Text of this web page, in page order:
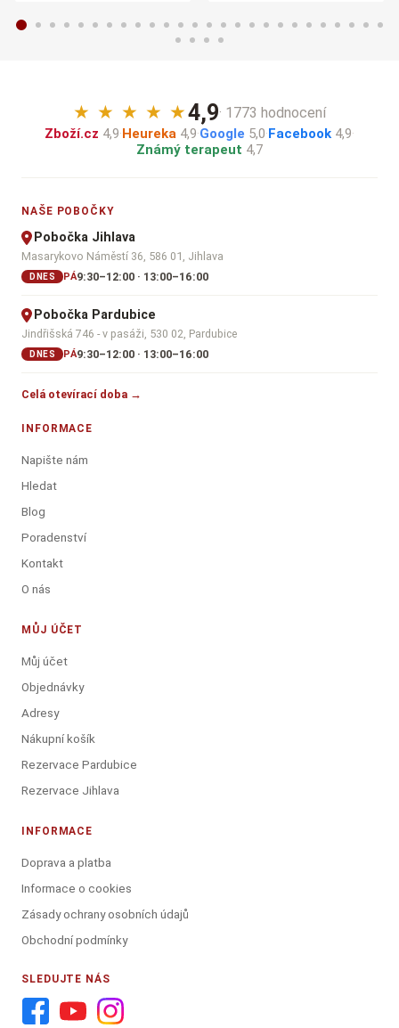
★ ★ ★ ★ ★4,9· 1773 hodnocení
Zboží.cz 4,9·Heureka 4,9·Google 5,0·Facebook 4,9·
Známý terapeut 4,7
NAŠE POBOČKY
Pobočka Jihlava
Masarykovo Náměstí 36, 586 01, Jihlava
DNES PÁ9:30–12:00 · 13:00–16:00
Pobočka Pardubice
Jindřišská 746 - v pasáži, 530 02, Pardubice
DNES PÁ9:30–12:00 · 13:00–16:00
Celá otevírací doba →
INFORMACE
Napište nám
Hledat
Blog
Poradenství
Kontakt
O nás
MŮJ ÚČET
Můj účet
Objednávky
Adresy
Nákupní košík
Rezervace Pardubice
Rezervace Jihlava
INFORMACE
Doprava a platba
Informace o cookies
Zásady ochrany osobních údajů
Obchodní podmínky
SLEDUJTE NÁS